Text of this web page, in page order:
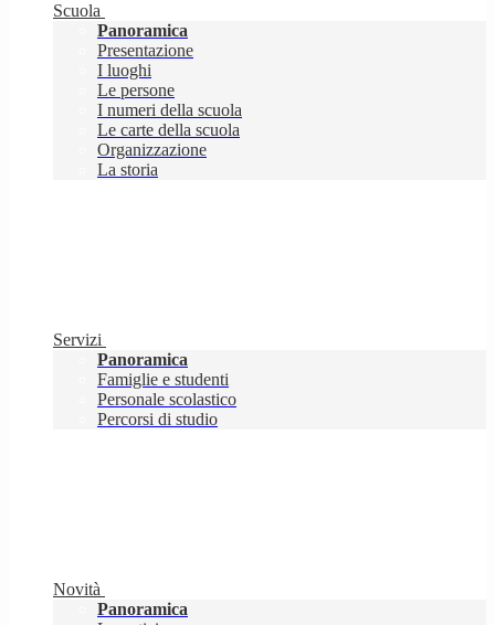
Scuola
Panoramica
Presentazione
I luoghi
Le persone
I numeri della scuola
Le carte della scuola
Organizzazione
La storia
Servizi
Panoramica
Famiglie e studenti
Personale scolastico
Percorsi di studio
Novità
Panoramica